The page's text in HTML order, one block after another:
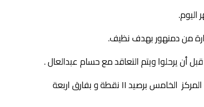
من دمنهور بهدف نظيف.
أن يرحلوا ويتم التعاقد مع حسام عبدالعال .
و يلعب كوم حماده بالمجموعة السادسة بدوري القسم الثاني ب و يحتل المركز الخامس برصيد ١١ نقطة و بفارق اربعة